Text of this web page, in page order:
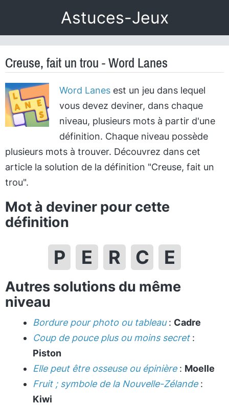
Astuces-Jeux
Creuse, fait un trou - Word Lanes
Word Lanesest un jeu dans lequel
vous devez deviner, dans chaque
niveau, plusieurs mots à partir d'une
définition. Chaque niveau possède
plusieurs mots à trouver. Découvrez dans cet
article la solution de la définition "Creuse, fait un
trou".
Mot à deviner pour cette
définition
P E R C E
Autres solutions du même
niveau
Bordure pour photo ou tableau: Cadre
Coup de pouce plus ou moins secret:
Piston
Elle peut être osseuse ou épinière: Moelle
Fruit ; symbole de la Nouvelle-Zélande:
Kiwi